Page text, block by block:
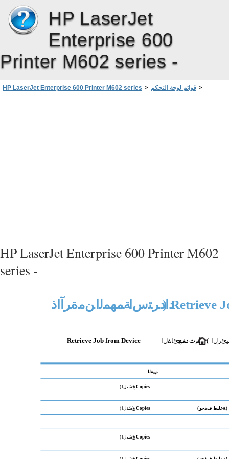
HP LaserJet
Enterprise 600
Printer M602 series -
HP LaserJet Enterprise 600 Printer M602 series > قوائم لوحة التحكم >
HP LaserJet Enterprise 600 Printer M602
series -
Retrieve
)
دادﺮﺘﺱاﺔﻤﻬﻤﻟا ﻦﻣةﺮآاذ
( ،
ﻢﺙدﺪﺡ
ﺔﻤﺉﺎﻘﻝا Retrieve Job from Device
ﻢﻴﻘﻟا
Copies
)
ﺦﺴُﻨﻝا (
)ﺔﻋﺎﺒﻃ فﺬﺣو(
Copies
)
ﺦﺴُﻨﻝا (
Copies
)
ﺦﺴُﻨﻝا (